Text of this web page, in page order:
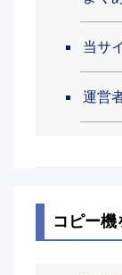
当サ
運営
コピー